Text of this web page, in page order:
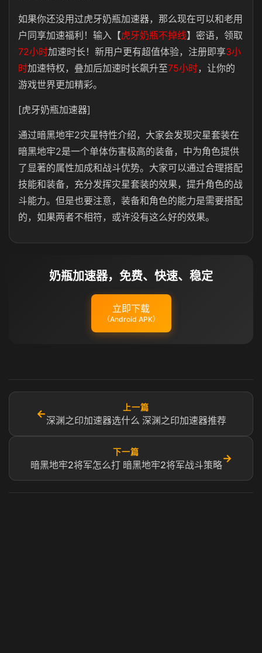
如果你还没用过虎牙奶瓶加速器，那么现在可以和老用
户同享加速福利！输入【虎牙奶瓶不掉线】密语，领取
72小时加速时长！新用户更有超值体验，注册即享3小
时加速特权，叠加后加速时长飙升至75小时，让你的
游戏世界更加精彩。
[虎牙奶瓶加速器]
通过暗黑地牢2灾星特性介绍，大家会发现灾星套装在
暗黑地牢2是一个单体伤害极高的装备，中为角色提供
了显著的属性加成和战斗优势。大家可以通过合理搭配
技能和装备，充分发挥灾星套装的效果，提升角色的战
斗能力。但是也要注意，装备和角色的能力是需要搭配
的，如果两者不相符，或许没有这么好的效果。
奶瓶加速器，免费、快速、稳定
立即下载
（Android APK）
←
上一篇
深渊之印加速器选什么 深渊之印加速器推荐
下一篇
暗黑地牢2将军怎么打 暗黑地牢2将军战斗策略
→